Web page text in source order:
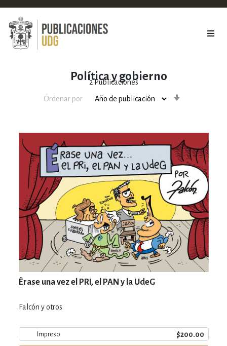
Política y gobierno
2Publicaciones
Ordenar por
Érase una vez el PRI, el PAN y la UdeG
Falcón y otros
Impreso $200.00